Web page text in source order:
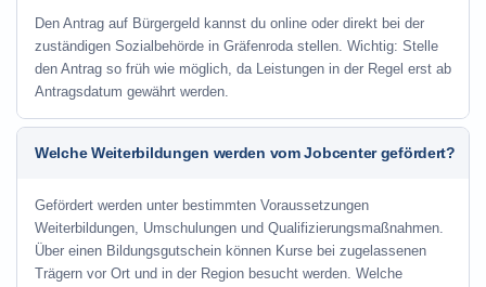
Den Antrag auf Bürgergeld kannst du online oder direkt bei der
zuständigen Sozialbehörde in Gräfenroda stellen. Wichtig: Stelle
den Antrag so früh wie möglich, da Leistungen in der Regel erst ab
Antragsdatum gewährt werden.
Welche Weiterbildungen werden vom Jobcenter gefördert?
Gefördert werden unter bestimmten Voraussetzungen
Weiterbildungen, Umschulungen und Qualifizierungsmaßnahmen.
Über einen Bildungsgutschein können Kurse bei zugelassenen
Trägern vor Ort und in der Region besucht werden. Welche